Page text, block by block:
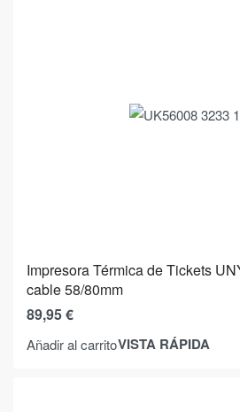
Impresora Térmica de Tickets
cable 58/80mm
89,95€
Añadir al carritoVISTA RÁPIDA